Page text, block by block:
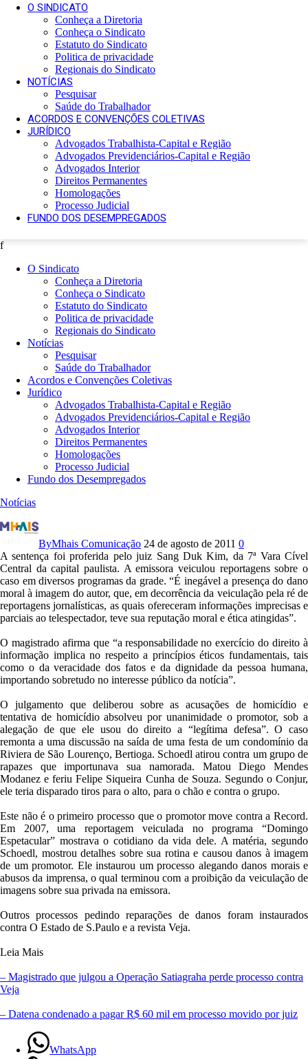
O SINDICATO
Conheça a Diretoria
Conheça o Sindicato
Estatuto do Sindicato
Politica de privacidade
Regionais do Sindicato
NOTÍCIAS
Pesquisar
Saúde do Trabalhador
ACORDOS E CONVENÇÕES COLETIVAS
JURÍDICO
Advogados Trabalhista-Capital e Região
Advogados Previdenciários-Capital e Região
Advogados Interior
Direitos Permanentes
Homologações
Processo Judicial
FUNDO DOS DESEMPREGADOS
f
O Sindicato
Conheça a Diretoria
Conheça o Sindicato
Estatuto do Sindicato
Politica de privacidade
Regionais do Sindicato
Notícias
Pesquisar
Saúde do Trabalhador
Acordos e Convenções Coletivas
Jurídico
Advogados Trabalhista-Capital e Região
Advogados Previdenciários-Capital e Região
Advogados Interior
Direitos Permanentes
Homologações
Processo Judicial
Fundo dos Desempregados
Notícias
e
o
r
d
é
c
o
n
d
e
n
a
d
a
a
p
a
g
a
r
R
$
2
0
0
m
i
l
a
p
r
o
m
o
t
r
p
r
ByMhais Comunicação 24 de agosto de 2011 0
A sentença foi proferida pelo juiz Sang Duk Kim, da 7ª Vara Cível
Central da capital paulista. A emissora veiculou reportagens sobre o
caso em diversos programas da grade. “É inegável a presença do dano
moral à imagem do autor, que, em decorrência da veiculação pela ré de
reportagens jornalísticas, as quais ofereceram informações imprecisas e
parciais ao telespectador, teve sua reputação moral e ética atingidas”.
O magistrado afirma que “a responsabilidade no exercício do direito à
informação implica no respeito a princípios éticos fundamentais, tais
como o da veracidade dos fatos e da dignidade da pessoa humana,
importando sobretudo no interesse público da notícia”.
O julgamento que deliberou sobre as acusações de homicídio e
tentativa de homicídio absolveu por unanimidade o promotor, sob a
alegação de que ele usou do direito a “legítima defesa”. O caso
remonta a uma discussão na saída de uma festa de um condomínio da
Riviera de São Lourenço, Bertioga. Schoedl atirou contra um grupo de
rapazes que importunava sua namorada. Matou Diego Mendes
Modanez e feriu Felipe Siqueira Cunha de Souza. Segundo o Conjur,
ele teria disparado tiros para o alto, para o chão e contra o grupo.
Este não é o primeiro processo que o promotor move contra a Record.
Em 2007, uma reportagem veiculada no programa “Domingo
Espetacular” mostrava o cotidiano da vida dele. A matéria, segundo
Schoedl, mostrou detalhes sobre sua rotina e causou danos à imagem
de um promotor. Ele instaurou um processo alegando danos morais e
abusos da imprensa, o qual terminou com a proibição da veiculação de
imagens sobre sua privada na emissora.
Outros processos pedindo reparações de danos foram instaurados
contra O Estado de S.Paulo e a revista Veja.
Leia Mais
– Magistrado que julgou a Operação Satiagraha perde processo contra
Veja
– Datena condenado a pagar R$ 60 mil em processo movido por juiz
WhatsApp